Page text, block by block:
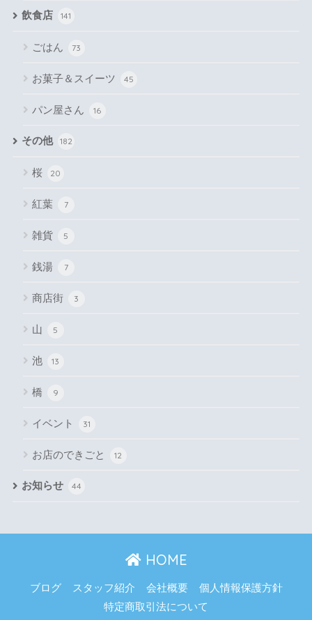
飲食店 141
ごはん 73
お菓子＆スイーツ 45
パン屋さん 16
その他 182
桜 20
紅葉 7
雑貨 5
銭湯 7
商店街 3
山 5
池 13
橋 9
イベント 31
お店のできごと 12
お知らせ 44
HOME
ブログ スタッフ紹介 会社概要
個人情報保護方針
特定商取引法について